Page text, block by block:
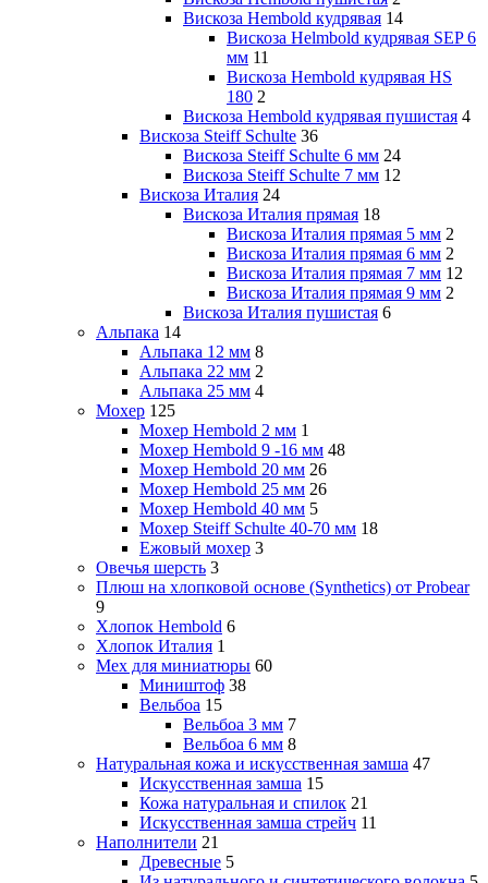
Вискоза Hembold кудрявая 14
Вискоза Helmbold кудрявая SEP 6
мм 11
Вискоза Hembold кудрявая HS
180 2
Вискоза Hembold кудрявая пушистая 4
Вискоза Steiff Schulte 36
Вискоза Steiff Schulte 6 мм 24
Вискоза Steiff Schulte 7 мм 12
Вискоза Италия 24
Вискоза Италия прямая 18
Вискоза Италия прямая 5 мм 2
Вискоза Италия прямая 6 мм 2
Вискоза Италия прямая 7 мм 12
Вискоза Италия прямая 9 мм 2
Вискоза Италия пушистая 6
Альпака 14
Альпака 12 мм 8
Альпака 22 мм 2
Альпака 25 мм 4
Мохер 125
Мохер Hembold 2 мм 1
Мохер Hembold 9 -16 мм 48
Мохер Hembold 20 мм 26
Мохер Hembold 25 мм 26
Мохер Hembold 40 мм 5
Мохер Steiff Schulte 40-70 мм 18
Ежовый мохер 3
Овечья шерсть 3
Плюш на хлопковой основе (Synthetics) от Probear
9
Хлопок Hembold 6
Хлопок Италия 1
Мех для миниатюры 60
Миништоф 38
Вельбоа 15
Вельбоа 3 мм 7
Вельбоа 6 мм 8
Натуральная кожа и искусственная замша 47
Искусственная замша 15
Кожа натуральная и спилок 21
Искусственная замша стрейч 11
Наполнители 21
Древесные 5